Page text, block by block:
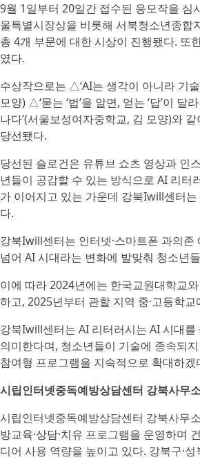
9월 1일부터 20일간 접수된 응모작을 심
울특별시장상을 비롯해 서북청소년종
총 4개 부문에 대한 시상이 진행됐다. 또
였다.
수상작으로는 △‘AI는 생각이 아니라 기
모양) △‘묻는 ‘법’을 알면, 얻는 ‘답’이
나다’(서울보성여자중학교, 김 모양)와
당선됐다.
당선된 슬로건은 유튜브 쇼츠 영상과 인
년들이 공감할 수 있는 방식으로 AI 리
가 이어지고 있는 가운데 강북Iwill센터
다.
강북Iwill센터는 인터넷·스마트폰 과의
넘어 AI 시대라는 변화에 발맞춰 청소년
이에 따라 2024년에는 한국교원대학교
하고, 2025년부터 관할 지역 중·고등학
강북Iwill센터는 AI 리터러시는 AI 시대
의미한다며, 청소년들이 기술에 종속되
참여형 프로그램을 지속적으로 확대하겠
시립인터넷중독예방상담센터 강북사무
시립인터넷중독예방상담센터 강북사무
방교육·상담·치유 프로그램을 운영하며
디어 사용 역량을 높이고 있다. 강북구·